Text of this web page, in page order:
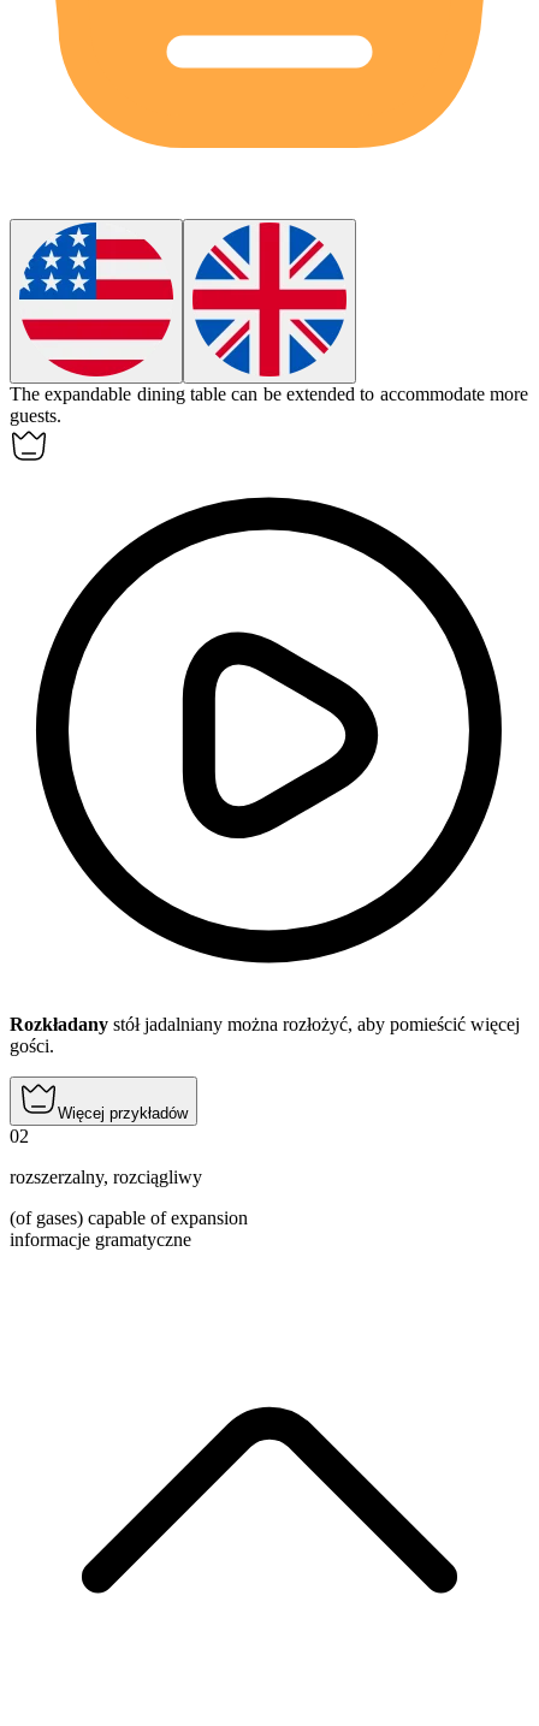
Theexpandable dining table can be extended to accommodate more
guests.
Rozkładany stół jadalniany można rozłożyć, aby pomieścić więcej
gości.
Więcej przykładów
02
rozszerzalny, rozciągliwy
(of gases) capable of expansion
informacje gramatyczne